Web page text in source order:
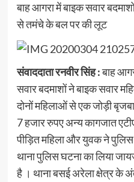
बाह आगरा में बाइक सवार
से तमंचे के बल पर की लूट
संवाददाता रनवीर सिंह :बाह
सवार बदमाशों ने बाइक सवार
दोनों महिलाओं से एक जोड़ी
7 हजार रुपए अन्य कागजात
पीड़ित महिला और युवक ने
थाना पुलिस घटना का लिया
है । थाना बसई अरेला क्षेत्र के